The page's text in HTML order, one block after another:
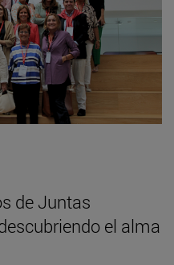
de Juntas
el alma